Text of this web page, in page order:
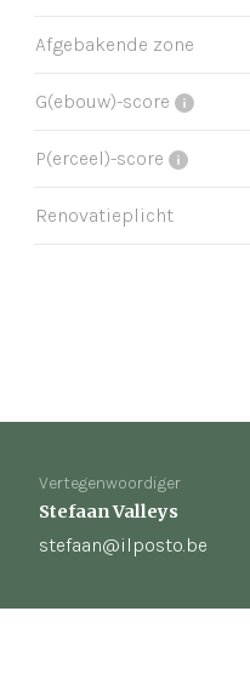
Afgebakende zone
G(ebouw)-score
P(erceel)-score
Renovatieplicht
Vertegenwoordiger
Stefaan Valleys
stefaan@ilposto.be